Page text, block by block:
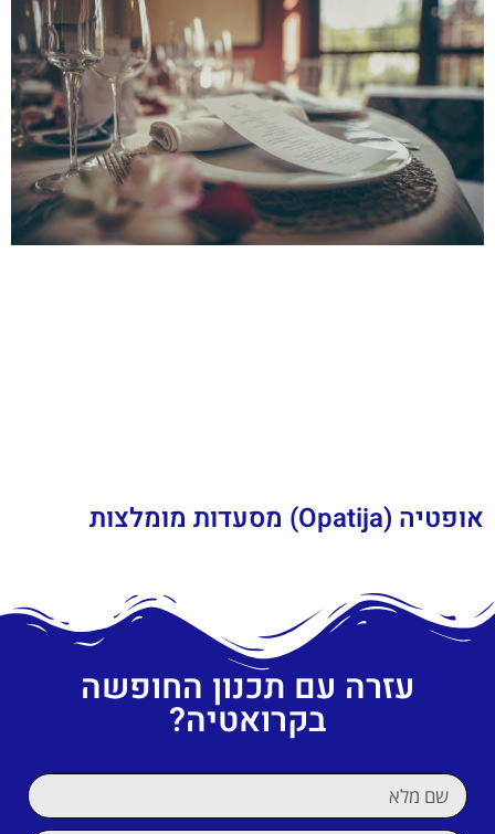
אופטיה (Opatija) מסעדות מומלצות
עזרה עם תכנון החופשה
בקרואטיה?